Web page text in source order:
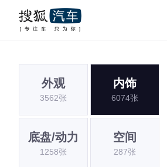
外观
3562张
内饰
6074张
底盘/动力
1258张
空间
287张